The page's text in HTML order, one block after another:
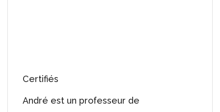
Certifiés
André est un professeur de